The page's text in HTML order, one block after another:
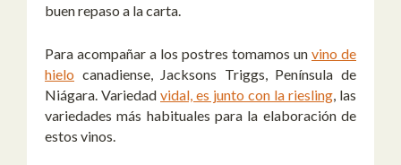
buen repaso a la carta.
Para acompañar a los postres tomamos un vino de
hielo canadiense, Jacksons Triggs, Península de
Niágara. Variedad vidal, es junto con la riesling , las
variedades más habituales para la elaboración de
estos vinos.